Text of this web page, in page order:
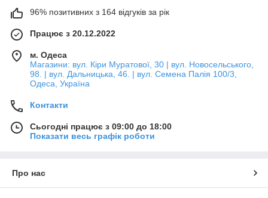
96% позитивних з 164 відгуків за рік
Працює з 20.12.2022
м. Одеса
Магазини: вул. Кіри Муратової, 30 | вул. Новосельського,
98. | вул. Дальницька, 46. | вул. Семена Палія 100/3,
Одеса, Україна
Контакти
Сьогодні працює з 09:00 до 18:00
Показати весь графік роботи
Про нас